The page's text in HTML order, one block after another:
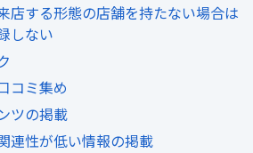
店する形態の店舗を持たない場合は
しない
コミ集め
ツの掲載
連性が低い情報の掲載